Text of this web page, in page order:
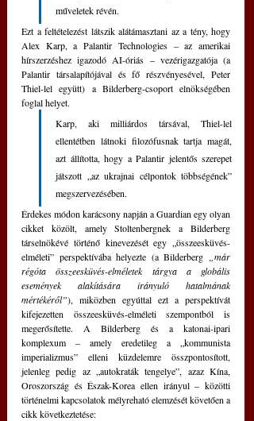
műveletek révén.
Ezt a feltételezést látszik alátámasztani az a tény, hogy
Alex Karp, a Palantir Technologies – az amerikai
hírszerzéshez igazodó AI-óriás – vezérigazgatója (a
Palantir társalapítójával és fő részvényesével, Peter
Thiel-lel együtt) a Bilderberg-csoport elnökségében
foglal helyet.
Karp, aki milliárdos társával, Thiel-lel
ellentétben látnoki filozófusnak tartja magát,
azt állította, hogy a Palantir jelentős szerepet
játszott „az ukrajnai célpontok többségének”
megszervezésében.
Érdekes módon karácsony napján a Guardian egy olyan
cikket közölt, amely Stoltenbergnek a Bilderberg
társelnökévé történő kinevezését egy „összeesküvés-
elméleti” perspektívába helyezte (a Bilderberg
„már
régóta összeesküvés-elméletek tárgya a globális
események alakítására irányuló hatalmának
mértékéről”), miközben egyúttal ezt a perspektívát
kifejezetten összeesküvés-elméleti szempontból is
megerősítette. A Bilderberg és a katonai-ipari
komplexum – amely eredetileg a „kommunista
imperializmus” elleni küzdelemre összpontosított,
jelenleg pedig az „autokraták tengelye”, azaz Kína,
Oroszország és Észak-Korea ellen irányul – közötti
történelmi kapcsolatok mélyreható elemzését követően a
cikk következtetése: